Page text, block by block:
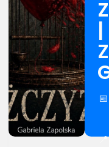
|
📅
📍